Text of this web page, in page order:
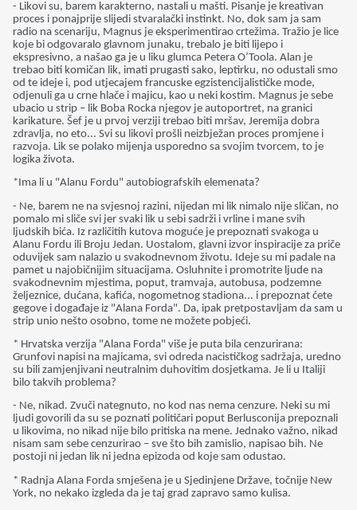
- Likovi su, barem karakterno, nastali u mašti. Pisanje je kreativan
proces i ponajprije slijedi stvaralački instinkt. No, dok sam ja sam
radio na scenariju, Magnus je eksperimentirao crtežima. Tražio je lice
koje bi odgovaralo glavnom junaku, trebalo je biti lijepo i
ekspresivno, a našao ga je u liku glumca Petera O’Toola. Alan je
trebao biti komičan lik, imati prugasti sako, leptirku, no odustali smo
od te ideje i, pod utjecajem francuske egzistencijalističke mode,
odjenuli ga u crne hlače i majicu, kao u neki kostim. Magnus je sebe
ubacio u strip – lik Boba Rocka njegov je autoportret, na granici
karikature. Šef je u prvoj verziji trebao biti mršav, Jeremija dobra
zdravlja, no eto... Svi su likovi prošli neizbježan proces promjene i
razvoja. Lik se polako mijenja usporedno sa svojim tvorcem, to je
logika života.
*Ima li u "Alanu Fordu" autobiografskih elemenata?
- Ne, barem ne na svjesnoj razini, nijedan mi lik nimalo nije sličan, no
pomalo mi sliče svi jer svaki lik u sebi sadrži i vrline i mane svih
ljudskih bića. Iz različitih kutova moguće je prepoznati svakoga u
Alanu Fordu ili Broju Jedan. Uostalom, glavni izvor inspiracije za priče
oduvijek sam nalazio u svakodnevnom životu. Ideje su mi padale na
pamet u najobičnijim situacijama. Osluhnite i promotrite ljude na
svakodnevnim mjestima, poput, tramvaja, autobusa, podzemne
željeznice, dućana, kafića, nogometnog stadiona... i prepoznat ćete
gegove i događaje iz "Alana Forda". Da, ipak pretpostavljam da sam u
strip unio nešto osobno, tome ne možete pobjeći.
* Hrvatska verzija "Alana Forda" više je puta bila cenzurirana:
Grunfovi napisi na majicama, svi odreda nacističkog sadržaja, uredno
su bili zamjenjivani neutralnim duhovitim dosjetkama. Je li u Italiji
bilo takvih problema?
- Ne, nikad. Zvuči nategnuto, no kod nas nema cenzure. Neki su mi
ljudi govorili da su se poznati političari poput Berlusconija prepoznali
u likovima, no nikad nije bilo pritiska na mene. Jednako važno, nikad
nisam sam sebe cenzurirao – sve što bih zamislio, napisao bih. Ne
postoji ni jedan lik ni jedna epizoda od koje sam odustao.
* Radnja Alana Forda smješena je u Sjedinjene Države, točnije New
York, no nekako izgleda da je taj grad zapravo samo kulisa.